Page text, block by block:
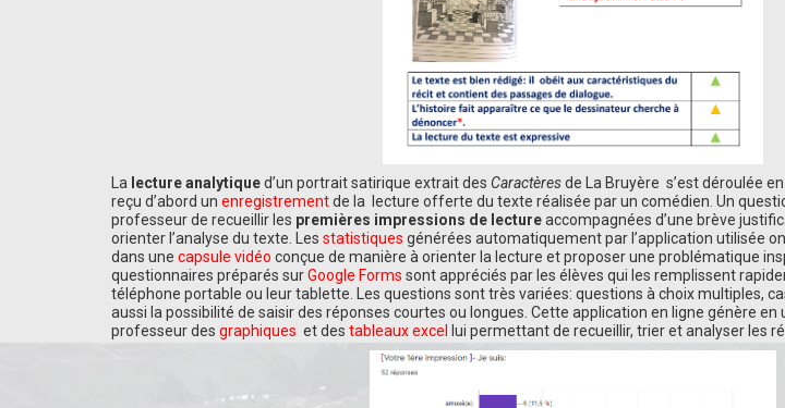
La lecture analytiqued’un portrait satirique extrait des Caractèresde La Bruyère s’est déroulée
reçu d’abord un enregistrementde la lecture offerte du texte réalisée par un comédien. Un
professeur de recueillir les premières impressions de lectureaccompagnées d’une brève
orienter l’analyse du texte. Les statistiques générées automatiquement par l’application utilisée
dans une capsule vidéo conçue de manière à orienter la lecture et proposer une problématique
questionnaires préparés surGoogle Forms sont appréciés par les élèves qui les remplissent
téléphone portable ou leur tablette. Les questions sont très variées: questions à choix multiples,
aussi la possibilité de saisir des réponses courtes ou longues. Cette application en ligne génère en
professeur des graphiques et des tableaux excel lui permettant de recueillir, trier et analyser les